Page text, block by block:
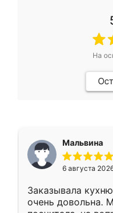
На
Мальвина
6 августа
Заказывала
очень довольна.